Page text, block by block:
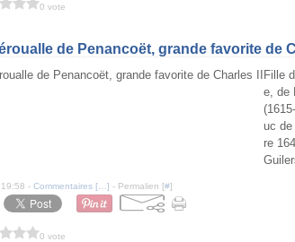
0 vote
de Penancoët, grande favorite de
Fille
e, de
uc de
re
- Commentaires [ ] - Permalien [#]
0 vote